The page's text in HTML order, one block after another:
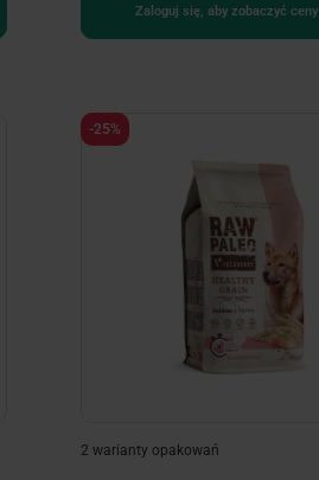
Zaloguj się, aby zobaczyć ceny
2 warianty opakowań
-25%